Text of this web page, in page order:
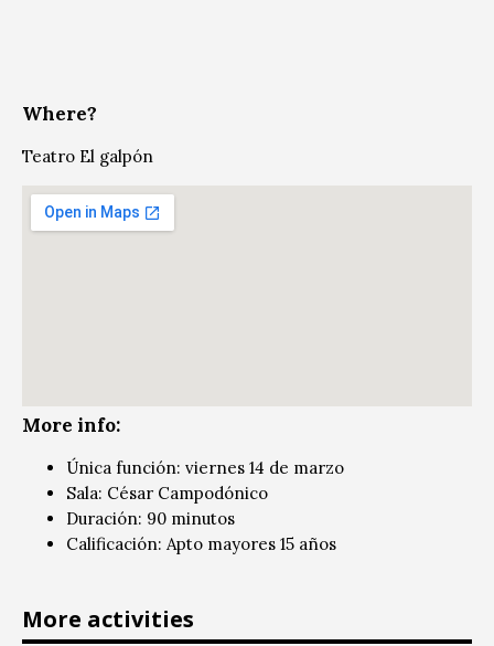
Where?
Teatro El galpón
More info:
Única función: viernes 14 de marzo
Sala: César Campodónico
Duración: 90 minutos
Calificación: Apto mayores 15 años
More activities